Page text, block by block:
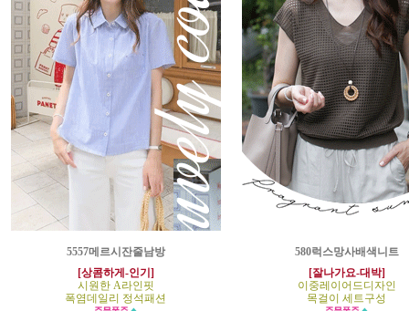
5557메르시잔줄남방
[상콤하게-인기]
시원한 A라인핏
폭염데일리 정석패션
580럭스망사배색니트
[잘나가요-대박]
이중레이어드디자인
목걸이 세트구성